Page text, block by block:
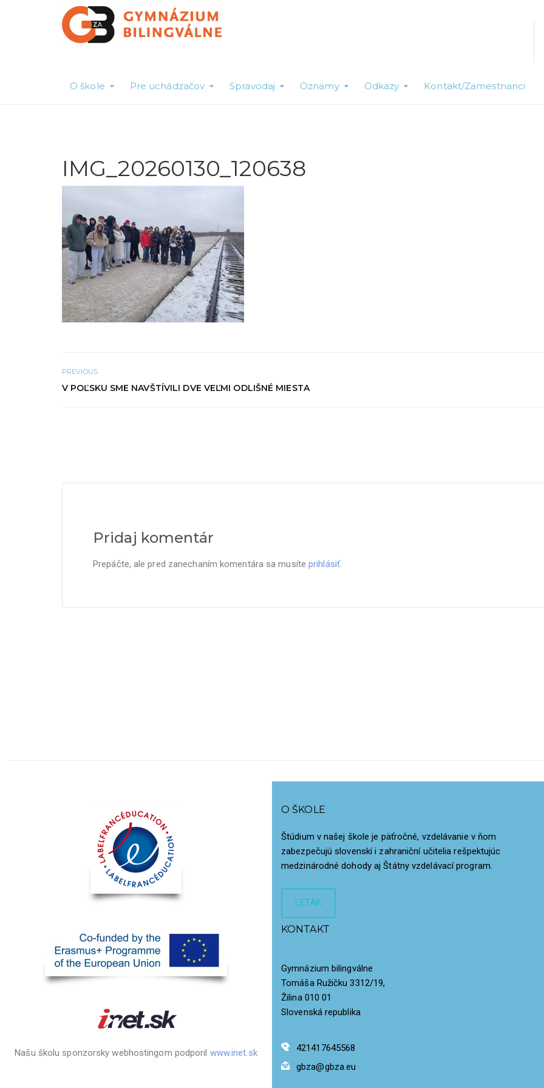
O škole Pre uchádzačov Spravodaj Oznamy Odkazy Kontakt/Zamestnanci
IMG_20260130_120638
PREVIOUS
V POĽSKU SME NAVŠTÍVILI DVE VEĽMI ODLIŠNÉ MIESTA
Pridaj komentár
Prepáčte, ale pred zanechaním komentára sa musíteprihlásiť.
Našu školu sponzorsky webhostingom podporil www.inet.sk
O ŠKOLE
Štúdium v našej škole je päťročné, vzdelávanie v ňom
zabezpečujú slovenskí i zahraniční učitelia rešpektujúc
medzinárodné dohody aj Štátny vzdelávací program.
LETÁK
KONTAKT
Gymnázium bilingválne
Tomáša Ružičku 3312/19,
Žilina 010 01
Slovenská republika
421417645568
gbza@gbza.eu